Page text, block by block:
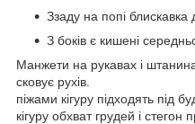
Ззаду на попі блискавка
З боків є кишені
Манжети на рукавах і
сковує рухів.
піжами кігуру підходять під
кігуру обхват грудей і